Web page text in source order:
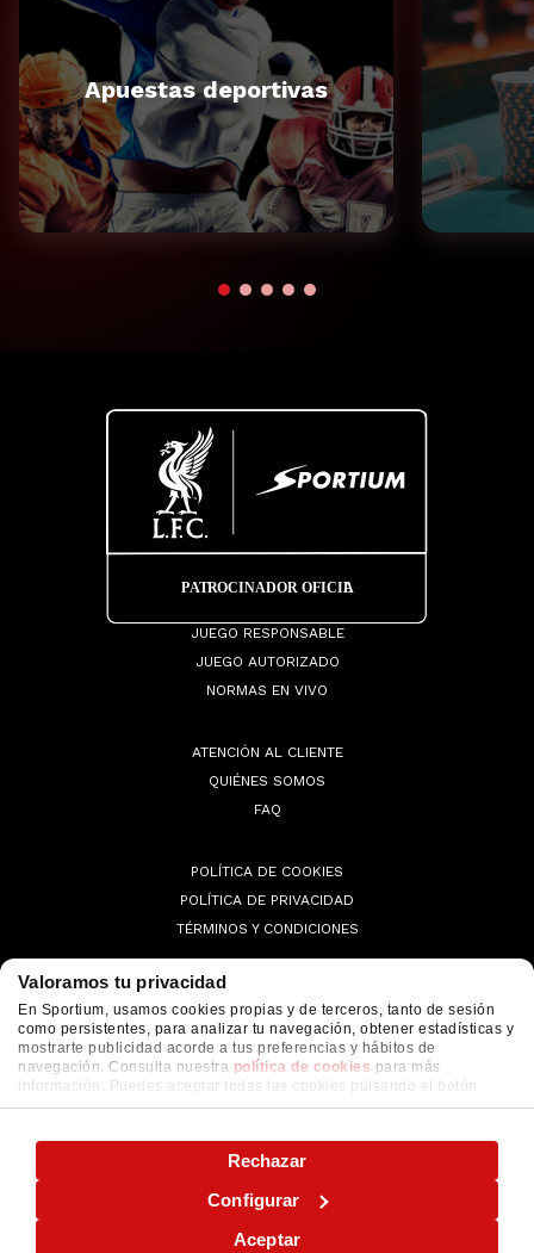
Valoramos tu privacidad
En Sportium, usamos cookies propias y de terceros, tanto de sesión
como persistentes, para analizar tu navegación, obtener estadísticas y
mostrarte publicidad acorde a tus preferencias y hábitos de
navegación. Consulta nuestra política de cookies para más
información. Puedes aceptar todas las cookies pulsando el botón
"ACEPTAR" o configurarlas o rechazar su uso pulsando el botón
Aceptar
Configurar
Rechazar
Apuestas deportivas
JUEGO RESPONSABLE
JUEGO AUTORIZADO
NORMAS EN VIVO
ATENCIÓN AL CLIENTE
QUIÉNES SOMOS
FAQ
POLÍTICA DE COOKIES
POLÍTICA DE PRIVACIDAD
TÉRMINOS Y CONDICIONES
© 2026 Sportium. All Rights Reserved.